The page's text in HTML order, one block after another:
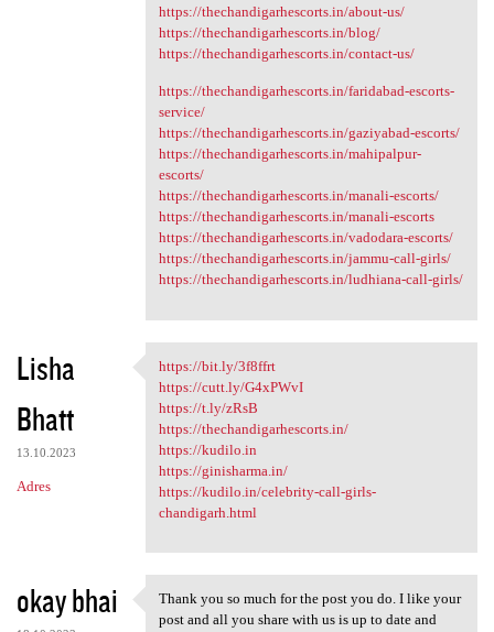
https://thechandigarhescorts.in/about-us/
https://thechandigarhescorts.in/blog/
https://thechandigarhescorts.in/contact-us/
https://thechandigarhescorts.in/faridabad-escorts-
service/
https://thechandigarhescorts.in/gaziyabad-escorts/
https://thechandigarhescorts.in/mahipalpur-
escorts/
https://thechandigarhescorts.in/manali-escorts/
https://thechandigarhescorts.in/manali-escorts
https://thechandigarhescorts.in/vadodara-escorts/
https://thechandigarhescorts.in/jammu-call-girls/
https://thechandigarhescorts.in/ludhiana-call-girls/
Lisha
Bhatt
13.10.2023
Adres
https://bit.ly/3f8ffrt
https://bit.ly/3f8ffrt
https://cutt.ly/G4xPWvI
https://t.ly/zRsB
https://thechandigarhescorts.in/
https://kudilo.in
https://ginisharma.in/
https://kudilo.in/celebrity-call-girls-
chandigarh.html
okay bhai Thank you so much for the
Thank you so much for the post you do. I like your
post and all you share with us is up to date and